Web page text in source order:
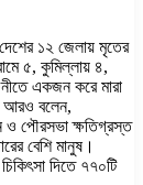
১২ জেলায় মৃতের
৫, কুমিল্লায় ৪,
একজন করে মারা
আরও বলেন,
ও পৌরসভা ক্ষতিগ্রস্ত
বেশি মানুষ।
দিতে ৭৭০টি